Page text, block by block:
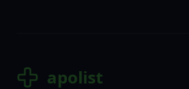
apolist